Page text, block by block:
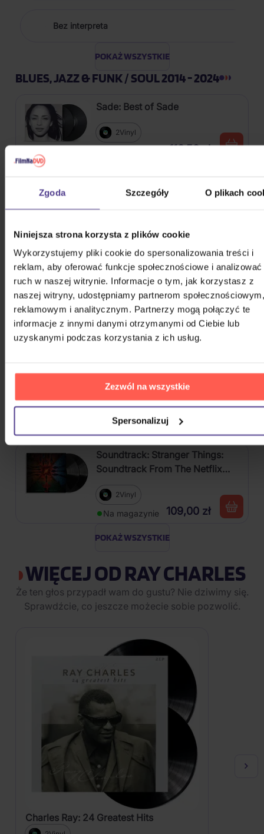
Zgoda Szczegóły O plikach
Niniejsza strona korzysta z plików cookie
Wykorzystujemy pliki cookie do spersonalizowania treści i
reklam, aby oferować funkcje społecznościowe i analizować
ruch w naszej witrynie. Informacje o tym, jak korzystasz z
naszej witryny, udostępniamy partnerom społecznościowym,
reklamowym i analitycznym. Partnerzy mogą połączyć te
informacje z innymi danymi otrzymanymi od Ciebie lub
uzyskanymi podczas korzystania z ich usług.
Zezwól na wszystkie
Spersonalizuj
Bez interpreta
POKAŻ WSZYSTKIE
BLUES, JAZZ & FUNK / SOUL 2014 - 2024
Sade: Best of Sade
2Vinyl
116,50 zł
Na magazynie 112,80 zł
Jackson Michael: Dangerous
CD
Na magazynie 58,20 zł
4CD
Na magazynie 58,20 zł
Soundtrack: Stranger Things:
Soundtrack From The Netflix
2Vinyl
Na magazynie 109,00 zł
POKAŻ WSZYSTKIE
WIĘCEJ OD RAY CHARLES
Że ten głos przypadł wam do gustu? Nie dziwimy się.
Sprawdźcie, co jeszcze możecie sobie pozwolić.
Charles Ray: 24 Greatest Hits